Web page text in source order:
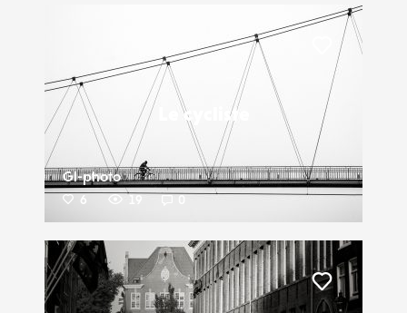
Le cycliste
Gl-photo
6 19 0
Liker
Liker